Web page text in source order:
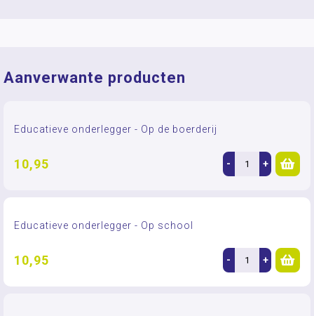
Aanverwante producten
Educatieve onderlegger - Op de boerderij
10,95 - +
Educatieve onderlegger - Op school
10,95 - +